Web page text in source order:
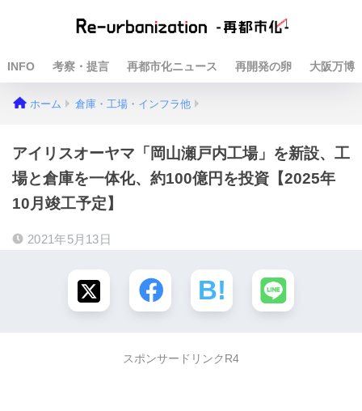
INFO 考察・提言 再都市化ニュース 再開発の卵 大阪万博
ホーム 倉庫・工場・インフラ他
アイリスオーヤマ「岡山瀬戸内工場」を新設、工
場と倉庫を一体化、約100億円を投資【2025年
10月竣工予定】
2021年5月13日
スポンサードリンクR4